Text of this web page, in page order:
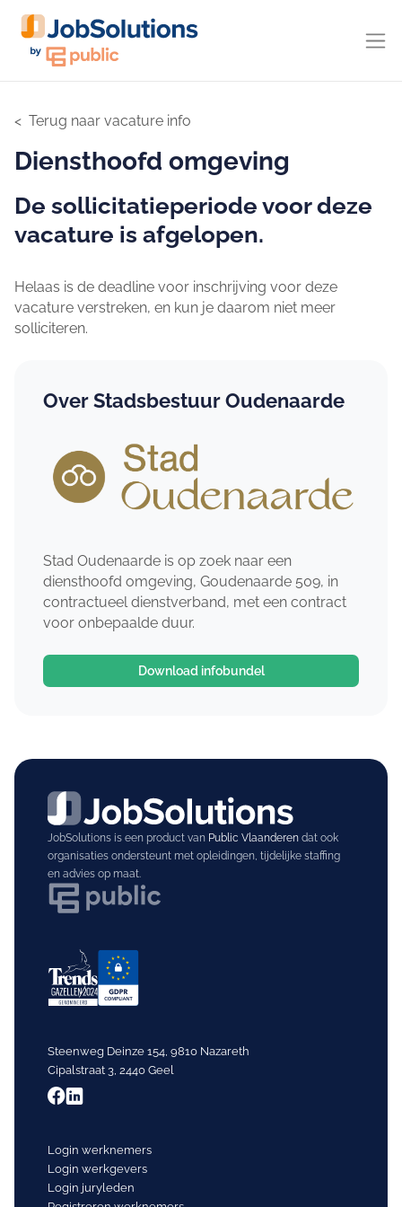
Terug naar vacature info
Diensthoofd omgeving
De sollicitatieperiode voor deze
vacature is afgelopen.
Helaas is de deadline voor inschrijving voor deze
vacature verstreken, en kun je daarom niet meer
solliciteren.
Over Stadsbestuur Oudenaarde
Stad Oudenaarde is op zoek naar een
diensthoofd omgeving, Goudenaarde 509, in
contractueel dienstverband, met een contract
voor onbepaalde duur.
Download infobundel
JobSolutions is een product van Public Vlaanderendat ook
organisaties ondersteunt met opleidingen, tijdelijke staffing
en advies op maat.
Steenweg Deinze 154, 9810 Nazareth
Cipalstraat 3, 2440 Geel
Login werknemers
Login werkgevers
Login juryleden